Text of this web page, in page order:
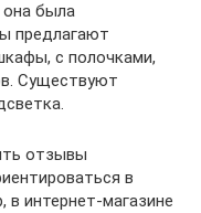
была
предлагают
с полочками,
Существуют
отзывы
в
интернет-магазине